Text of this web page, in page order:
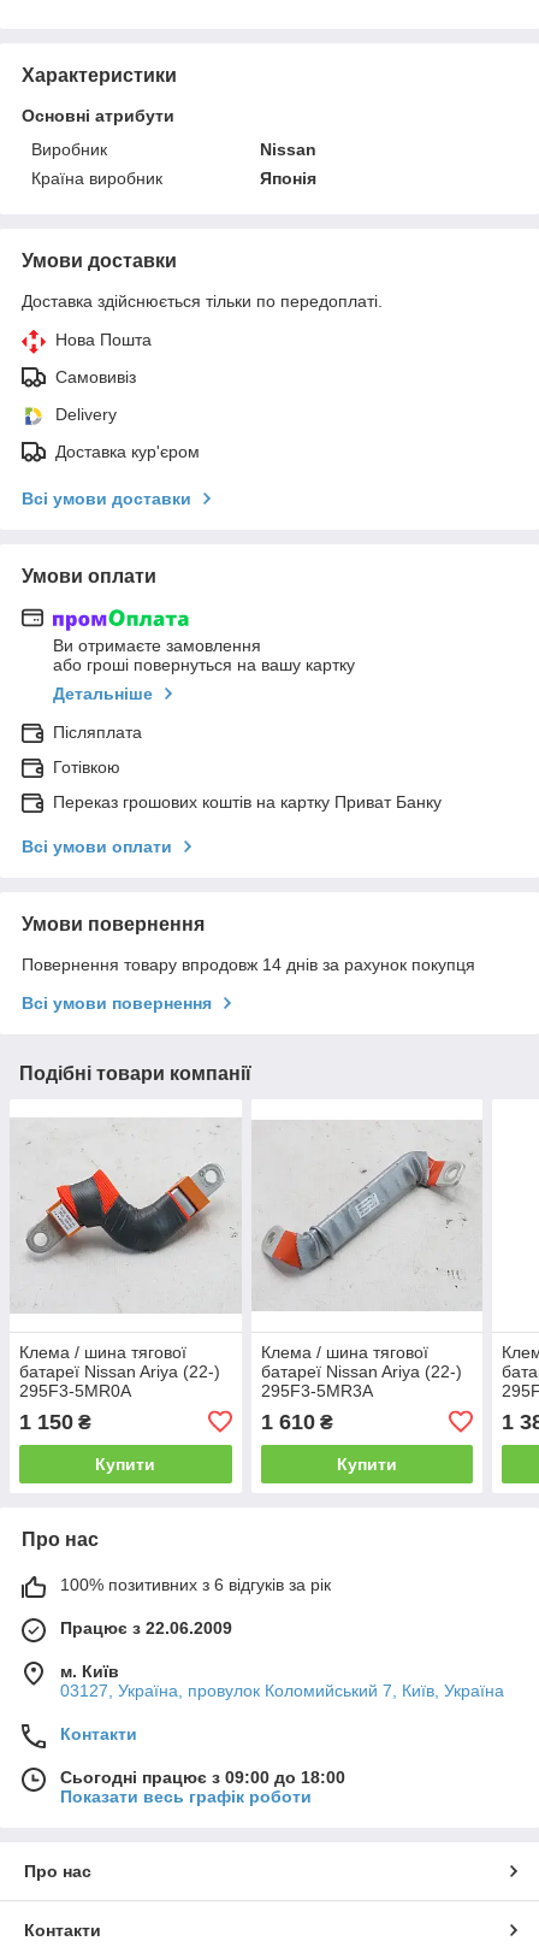
Характеристики
Основні атрибути
Виробник
Nissan
Країна виробник
Японія
Умови доставки
Доставка здійснюється тільки по передоплаті.
Нова Пошта
Самовивіз
Delivery
Доставка кур'єром
Всі умови доставки
Умови оплати
Ви отримаєте замовлення
або гроші повернуться на вашу картку
Детальніше
Післяплата
Готівкою
Переказ грошових коштів на картку Приват Банку
Всі умови оплати
Умови повернення
Повернення товару впродовж 14 днів за рахунок покупця
Всі умови повернення
Подібні товари компанії
Клема / шина тягової
батареї Nissan Ariya (22-)
295F3-5MR0A
1 150 ₴
Купити
Клема / шина тягової
батареї Nissan Ariya (22-)
295F3-5MR3A
1 610₴
Купити
1
Про нас
100% позитивних з 6 відгуків за рік
Працює з 22.06.2009
м. Київ
03127, Україна, провулок Коломийський 7, Київ, Україна
Контакти
Сьогодні працює з 09:00 до 18:00
Показати весь графік роботи
Про нас
Контакти